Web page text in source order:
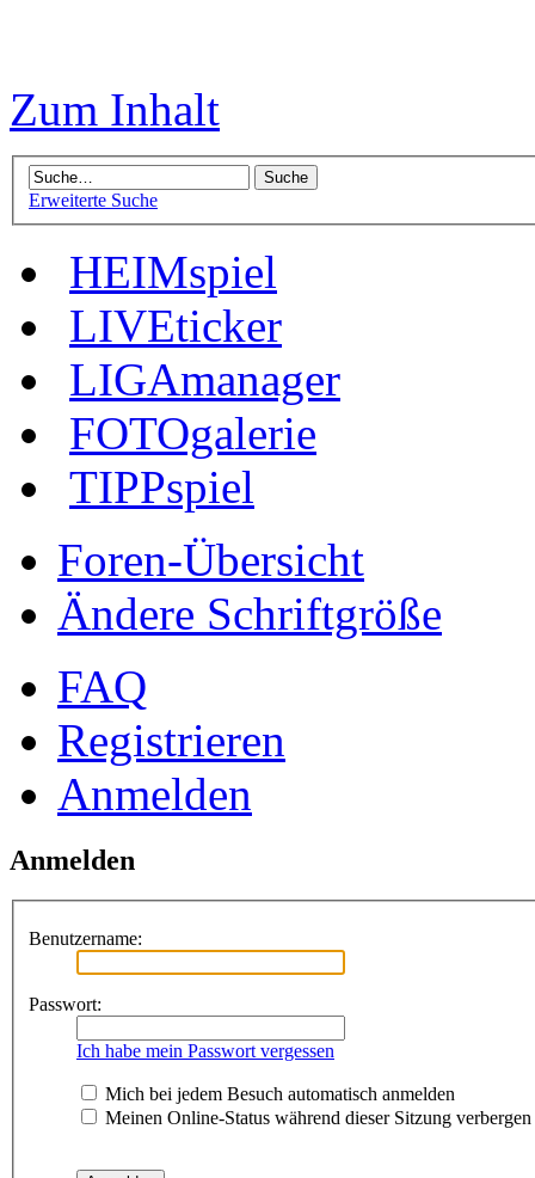
Zum Inhalt
Erweiterte Suche
HEIMspiel
LIVEticker
LIGAmanager
FOTOgalerie
TIPPspiel
Foren-Übersicht
Ändere Schriftgröße
FAQ
Registrieren
Anmelden
Anmelden
Benutzername:
Passwort:
Ich habe mein Passwort vergessen
Mich bei jedem Besuch automatisch anmelden
Meinen Online-Status während dieser Sitzung verbergen